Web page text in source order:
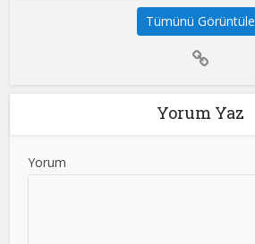
Tümünü Görüntüle
Yorum Yaz
Yorum